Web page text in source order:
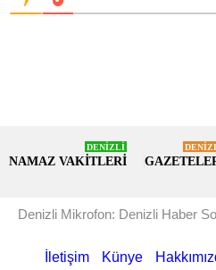
NAMAZ VAKİTLERİ
DENİZLİ
Denizli Mikrofon: Denizli Haber
İletişim Künye